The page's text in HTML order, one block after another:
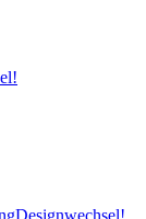
Designwechsel!